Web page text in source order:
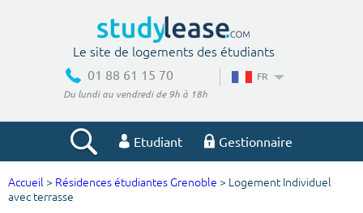
Le site de logements des étudiants
01 88 61 15 70
Du lundi au vendredi de 9h à 18h
FR
Etudiant Gestionnaire
Votre recherche
Accueil > Résidences étudiantes Grenoble > Logement Individuel
avec terrasse